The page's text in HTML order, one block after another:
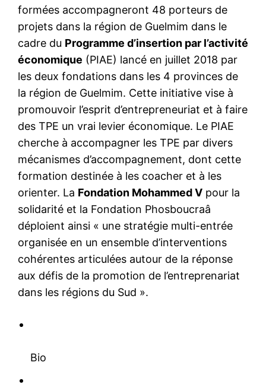
formées accompagneront 48 porteurs de
projets dans la région de Guelmim dans le
cadre du Programme d’insertion par l’activité
économique (PIAE) lancé en juillet 2018 par
les deux fondations dans les 4 provinces de
la région de Guelmim. Cette initiative vise à
promouvoir l’esprit d’entrepreneuriat et à faire
des TPE un vrai levier économique. Le PIAE
cherche à accompagner les TPE par divers
mécanismes d’accompagnement, dont cette
formation destinée à les coacher et à les
orienter. La Fondation Mohammed V pour la
solidarité et la Fondation Phosboucraâ
déploient ainsi « une stratégie multi-entrée
organisée en un ensemble d’interventions
cohérentes articulées autour de la réponse
aux défis de la promotion de l’entreprenariat
dans les régions du Sud ».
Bio